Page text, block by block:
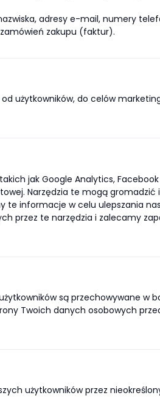
adresy e-mail, numery
zakupu (faktur).
użytkowników, do celów
jak Google Analytics,
Narzędzia te mogą
te informacje w celu ulepszania
przez te narzędzia i zalecamy
są przechowywane w
Twoich danych osobowych
użytkowników przez